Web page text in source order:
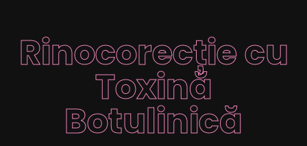
Rinocorecție cu
Toxină
Botulinică